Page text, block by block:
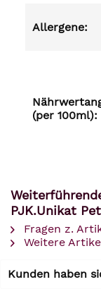
Allergene:
(per 100ml):
PJK.Unikat
Fragen z.
Weitere
Kunden haben